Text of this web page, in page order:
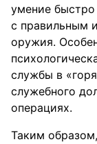
умение
с правильным
оружия.
службы в
служебного
операциях.
Таким